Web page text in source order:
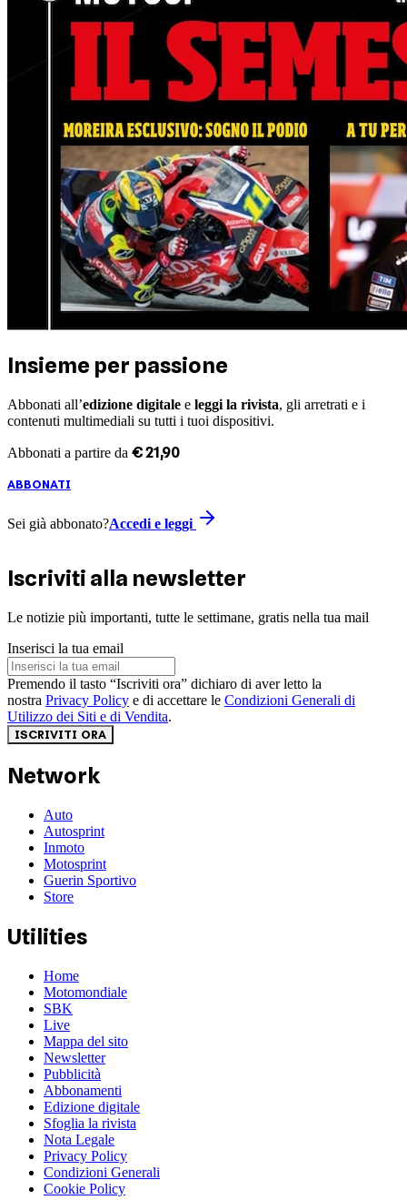
Insieme per passione
Abbonati all’edizione digitale e leggi la rivista, gli arretrati e i
contenuti multimediali su tutti i tuoi dispositivi.
Abbonati a partire da €21 ,90
ABBONATI
Sei già abbonato?Accedi e leggi
Iscriviti alla newsletter
Le notizie più importanti, tutte le settimane, gratis nella tua mail
Inserisci la tua email
Premendo il tasto “Iscriviti ora” dichiaro di aver letto la
nostra Privacy Policy e di accettare le Condizioni Generali di
Utilizzo dei Siti e di Vendita.
ISCRIVITI ORA
Network
Auto
Autosprint
Inmoto
Motosprint
Guerin Sportivo
Store
Utilities
Home
Motomondiale
SBK
Live
Mappa del sito
Newsletter
Pubblicità
Abbonamenti
Edizione digitale
Sfoglia la rivista
Nota Legale
Privacy Policy
Condizioni Generali
Cookie Policy